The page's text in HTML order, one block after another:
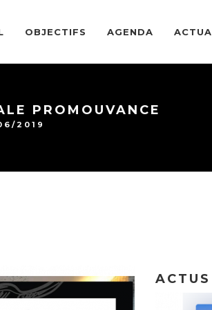
OBJECTIFS AGENDA
PROMOUVANCE
2019